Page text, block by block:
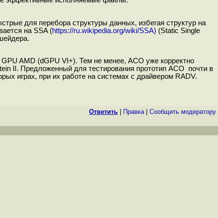
для перебора структуры данных, избегая структур на
на SSA (https://ru.wikipedia.org/wiki/SSA) (Static Single
AMD (dGPU VI+). Тем не менее, ACO уже корректно
II. Предложенный для тестирования прототип ACO почти в
играх, при их работе на системах с драйвером RADV.
Ответить Правка| Cообщить модератору